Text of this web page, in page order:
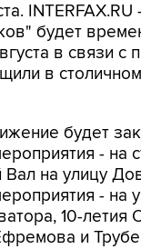
будет
в связи с
в
будет
- на
на улицу
- на
10-летия
и